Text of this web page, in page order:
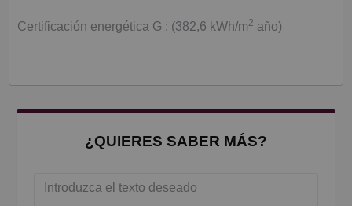
Certificación energética G : (382,6 kWh/m2 año)
¿QUIERES SABER MÁS?